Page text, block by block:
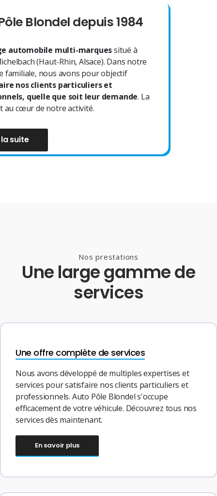
Blondel depuis 1984
automobile multi-marquessitué à
(Haut-Rhin, Alsace). Dans notre
familiale, nous avons pour objectif
nos clients particuliers et
quelle que soit leur demande. La
au cœur de notre activité.
suite
Nos prestations
Une large gamme de
services
Une offre complète de services
Nous avons développé de multiples expertises et
services pour satisfaire nos clients particuliers et
professionnels. Auto Pôle Blondel s'occupe
efficacement de votre véhicule. Découvrez tous nos
services dès maintenant.
En savoir plus